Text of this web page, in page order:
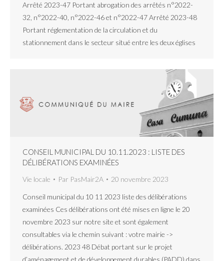
Arrêté 2023-47 Portant abrogation des arrêtés n°2022-
32, n°2022-40, n°2022-46 et n°2022-47 Arrêté 2023-48
Portant réglementation de la circulation et du
stationnement dans le secteur situé entre les deux églises
CONSEIL MUNICIPAL DU 10.11.2023 : LISTE DES
DÉLIBÉRATIONS EXAMINÉES
Vie locale Par PasMair2A 20 novembre 2023
Conseil municipal du 10 11 2023 liste des délibérations
examinées Ces délibérations ont été mises en ligne le 20
novembre 2023 sur notre site et sont également
consultables via le chemin suivant : votre mairie ->
délibérations. 2023 48 Débat portant sur le projet